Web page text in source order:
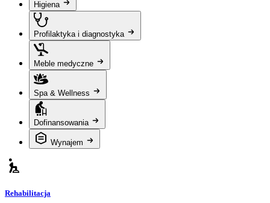
Higiena
Profilaktyka i diagnostyka
Meble medyczne
Spa & Wellness
Dofinansowania
Wynajem
Rehabilitacja